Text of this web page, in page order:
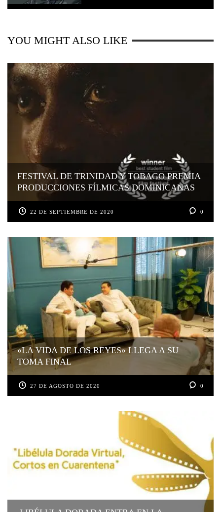
YOU MIGHT ALSO LIKE
FESTIVAL DE TRINIDAD Y TOBAGO PREMIA
PRODUCCIONES FÍLMICAS DOMINICANAS
22 DE SEPTIEMBRE DE 2020 0
«LA VIDA DE LOS REYES» LLEGA A SU
TOMA FINAL
27 DE AGOSTO DE 2020 0